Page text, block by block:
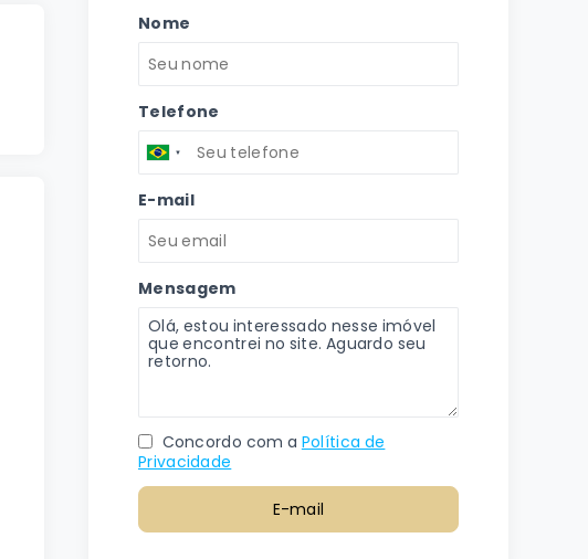
Nome
Telefone
E-mail
Mensagem
Concordo com a Política de
Privacidade
E-mail